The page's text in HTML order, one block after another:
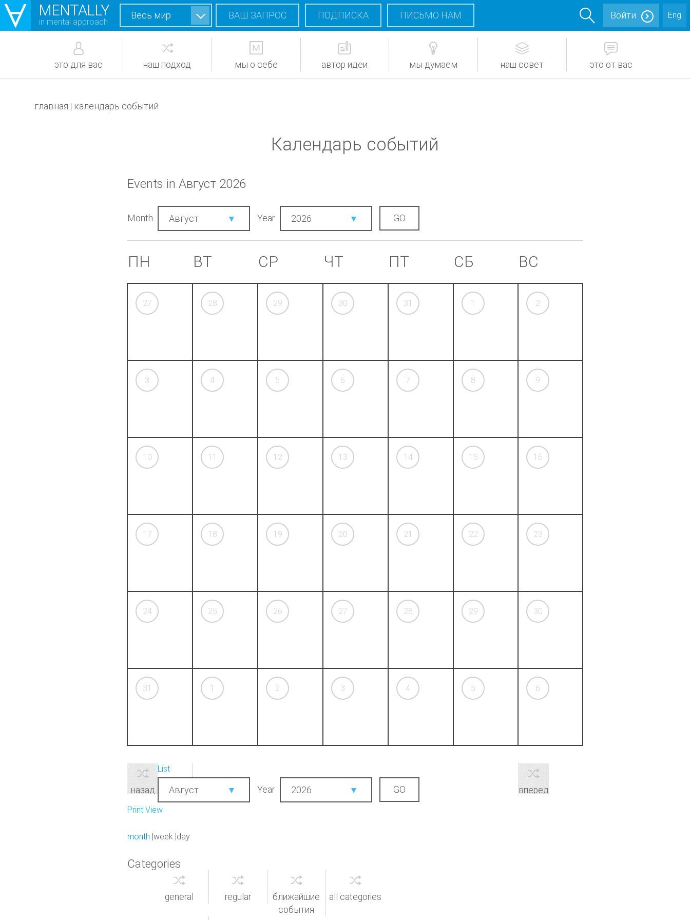
MENTALLY
in mental approach
Весь мир ВАШ ЗАПРОС ПОДПИСКА ПИСЬМО НАМ Eng
Войти
это для вас наш подход мы о себе автор идеи мы думаем наш совет это от вас
главная | календарь событий
Календарь событий
Events in Август 2026
Month Август Year 2026
ПН ВТ СР ЧТ ПТ СБ ВС
27 28 29 30 31 1 2
3 4 5 6 7 8 9
10 11 12 13 14 15 16
17 18 19 20 21 22 23
24 25 26 27 28 29 30
31 1 2 3 4 5 6
назад вперед
View as List
Month Август Year 2026
Print View
month week day
Categories
general regular
ближайшие
события
all categories